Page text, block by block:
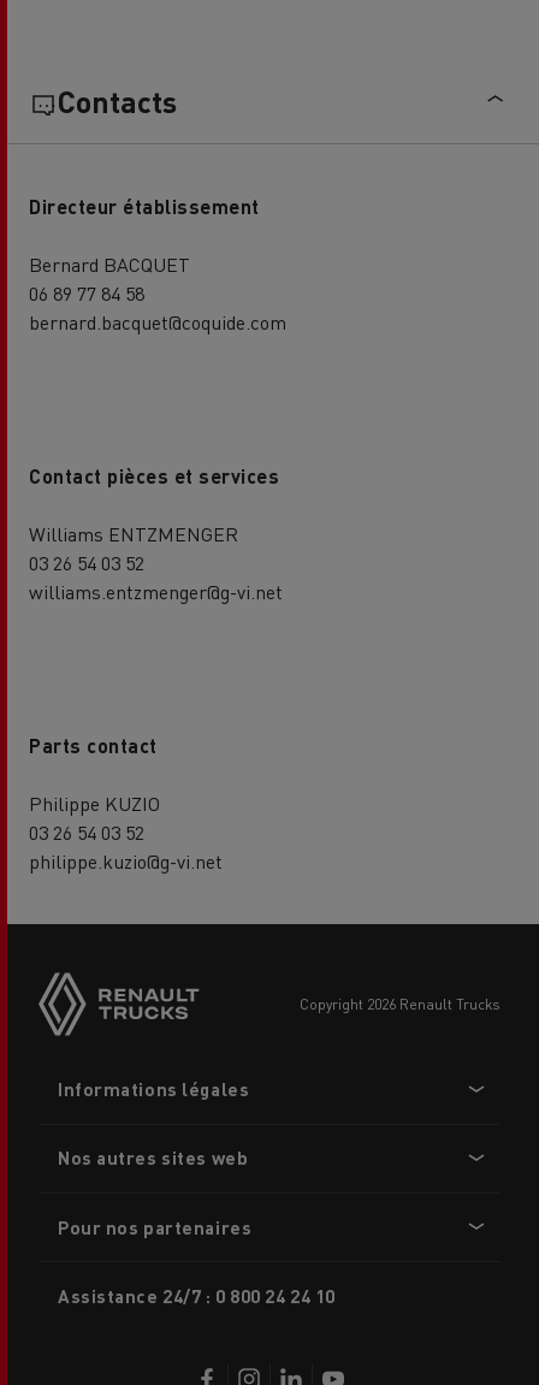
Contacts
Directeur établissement
Bernard BACQUET
06 89 77 84 58
bernard.bacquet@coquide.com
Contact pièces et services
Williams ENTZMENGER
03 26 54 03 52
williams.entzmenger@g-vi.net
Parts contact
Philippe KUZIO
03 26 54 03 52
philippe.kuzio@g-vi.net
buttons
copyright 2026 Renault Trucks
menu
Informations légales
Nos autres sites web
Pour nos partenaires
Assistance 24/7 : 0 800 24 24 10